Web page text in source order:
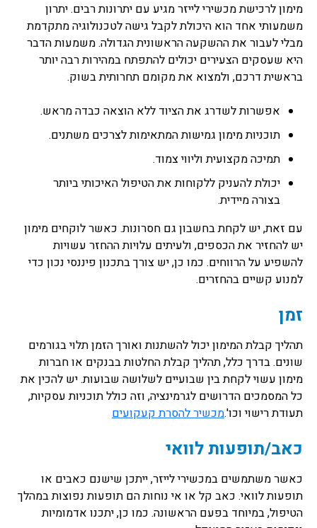
מימון לרכישת מכשירי לייזר מגיע עם יתרונות רבים. יתרון
משמעותי אחד הוא היכולת לקבל גישה לטכנולוגיה מתקדמת
מבלי לעבור את ההשקעה הראשונית הגדולה. משמעות הדבר
היא שעסקים הצעירים יכולים להתפתח במהירות רבה יותר
בראשית דרכם, ולמצוא את מקומם תחרותית בשוק.
אפשרות לשדרג את הציוד ללא הוצאה כבדה מראש.
תוכניות מימון גמישות המתאימות לצרכים משתנים.
תמיכה מקצועית וליווי צמוד.
יכולת להעניק ללקוחות את הטיפול האיכותי ביותר
בצורה מיידית.
עם זאת, יש לקחת בחשבון גם חסרונות. כאשר לוקחים מימון
יש להחזיר את הכספים, ולעיתים עלויות ההחזר עשויות
להשפיע על הרווחים. כמו כן, יש צורך בתכנון פיננסי נכון כדי
למנוע קשיים בהחזרים.
זמן
תהליך קבלת המימון יכול להשתנות ואורך הזמן תלוי בגורמים
שונים. בדרך כלל, תהליך קבלת החלטות בבנקים או חברות
מימון עשוי לקחת בין שבועיים לשלושה שבועות. יש להכין את
כל המסמכים הדרושים לגרמינציה, וזה כולל תוכניות עסקיות,
תעודת רישוי וכו'.מכשיר להסרת קעקועים
כאב/תופעות לוואי
כאשר משתמשים במכשירי לייזר, ייתכן שישנם כאבים או
תופעות לוואי. כאב קל או אי נוחות הם תופעות נפוצות במהלך
הטיפול, במיוחד בפעם הראשונה. כמו כן, יתכנו אדמומיות